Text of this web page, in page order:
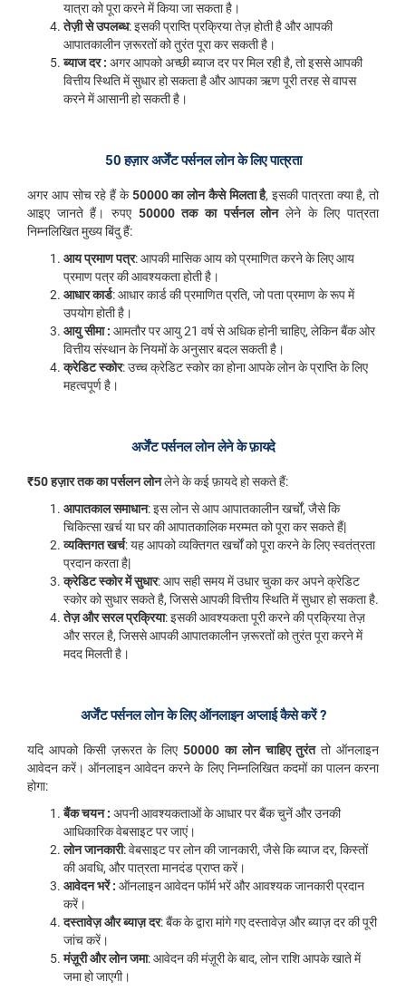
यात्रा को पूरा करने में किया जा सकता है।
तेज़ी से उपलब्ध: इसकी प्राप्ति प्रक्रिया तेज़ होती है और आपकी
आपातकालीन ज़रूरतों को तुरंत पूरा कर सकती है।
ब्याज दर : अगर आपको अच्छी ब्याज दर पर मिल रही है, तो इससे आपकी
वित्तीय स्थिति में सुधार हो सकता है और आपका ऋण पूरी तरह से वापस
करने में आसानी हो सकती है।
50 हज़ार अर्जेंट पर्सनल लोन के लिए पात्रता
अगर आप सोच रहे हैं के50000 का लोन कैसे मिलता है, इसकी पात्रता क्या है, तो
आइए जानते हैं। रुपए 50000 तक का पर्सनल लोनलेने के लिए पात्रता
निम्नलिखित मुख्य बिंदु हैं:
आय प्रमाण पत्र: आपकी मासिक आय को प्रमाणित करने के लिए आय
प्रमाण पत्र की आवश्यकता होती है।
आधार कार्ड: आधार कार्ड की प्रमाणित प्रति, जो पता प्रमाण के रूप में
उपयोग होती है।
आयु सीमा : आमतौर पर आयु 21 वर्ष से अधिक होनी चाहिए, लेकिन बैंक ओर
वित्तीय संस्थान के नियमों के अनुसार बदल सकती है।
क्रेडिट स्कोर: उच्च क्रेडिट स्कोर का होना आपके लोन के प्राप्ति के लिए
महत्वपूर्ण है।
अर्जेंट पर्सनल लोन लेने के फ़ायदे
₹50 हज़ार तक का पर्सलन लोनलेने के कई फ़ायदे हो सकते हैं:
आपातकाल समाधान: इस लोन से आप आपातकालीन खर्चों, जैसे कि
चिकित्सा खर्च या घर की आपातकालिक मरम्मत को पूरा कर सकते हैं|
व्यक्तिगत खर्च: यह आपको व्यक्तिगत खर्चों को पूरा करने के लिए स्वतंत्रता
प्रदान करता है|
क्रेडिट स्कोर में सुधार: आप सही समय में उधार चुका कर अपने क्रेडिट
स्कोर को सुधार सकते है, जिससे आपकी वित्तीय स्थिति में सुधार हो सकता है.
तेज़ और सरल प्रक्रिया: इसकी आवश्यकता पूरी करने की प्रक्रिया तेज़
और सरल है, जिससे आपकी आपातकालीन ज़रूरतों को तुरंत पूरा करने में
मदद मिलती है।
अर्जेंट पर्सनल लोन के लिए ऑनलाइन अप्लाई कैसे करें ?
यदि आपको किसी ज़रूरत के लिए 50000 का लोन चाहिए तुरंततो ऑनलाइन
आवेदन करें। ऑनलाइन आवेदन करने के लिए निम्नलिखित कदमों का पालन करना
होगा:
बैंक चयन : अपनी आवश्यकताओं के आधार पर बैंक चुनें और उनकी
आधिकारिक वेबसाइट पर जाएं।
लोन जानकारी: वेबसाइट पर लोन की जानकारी, जैसे कि ब्याज दर, किस्तों
की अवधि, और पात्रता मानदंड प्राप्त करें।
आवेदन भरें : ऑनलाइन आवेदन फॉर्म भरें और आवश्यक जानकारी प्रदान
करें।
दस्तावेज़ और ब्याज़ दर: बैंक के द्वारा मांगे गए दस्तावेज़ और ब्याज़ दर की पूरी
जांच करें।
मंज़ूरी और लोन जमा: आवेदन की मंज़ूरी के बाद, लोन राशि आपके खाते में
जमा हो जाएगी।